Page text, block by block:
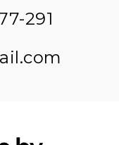
291